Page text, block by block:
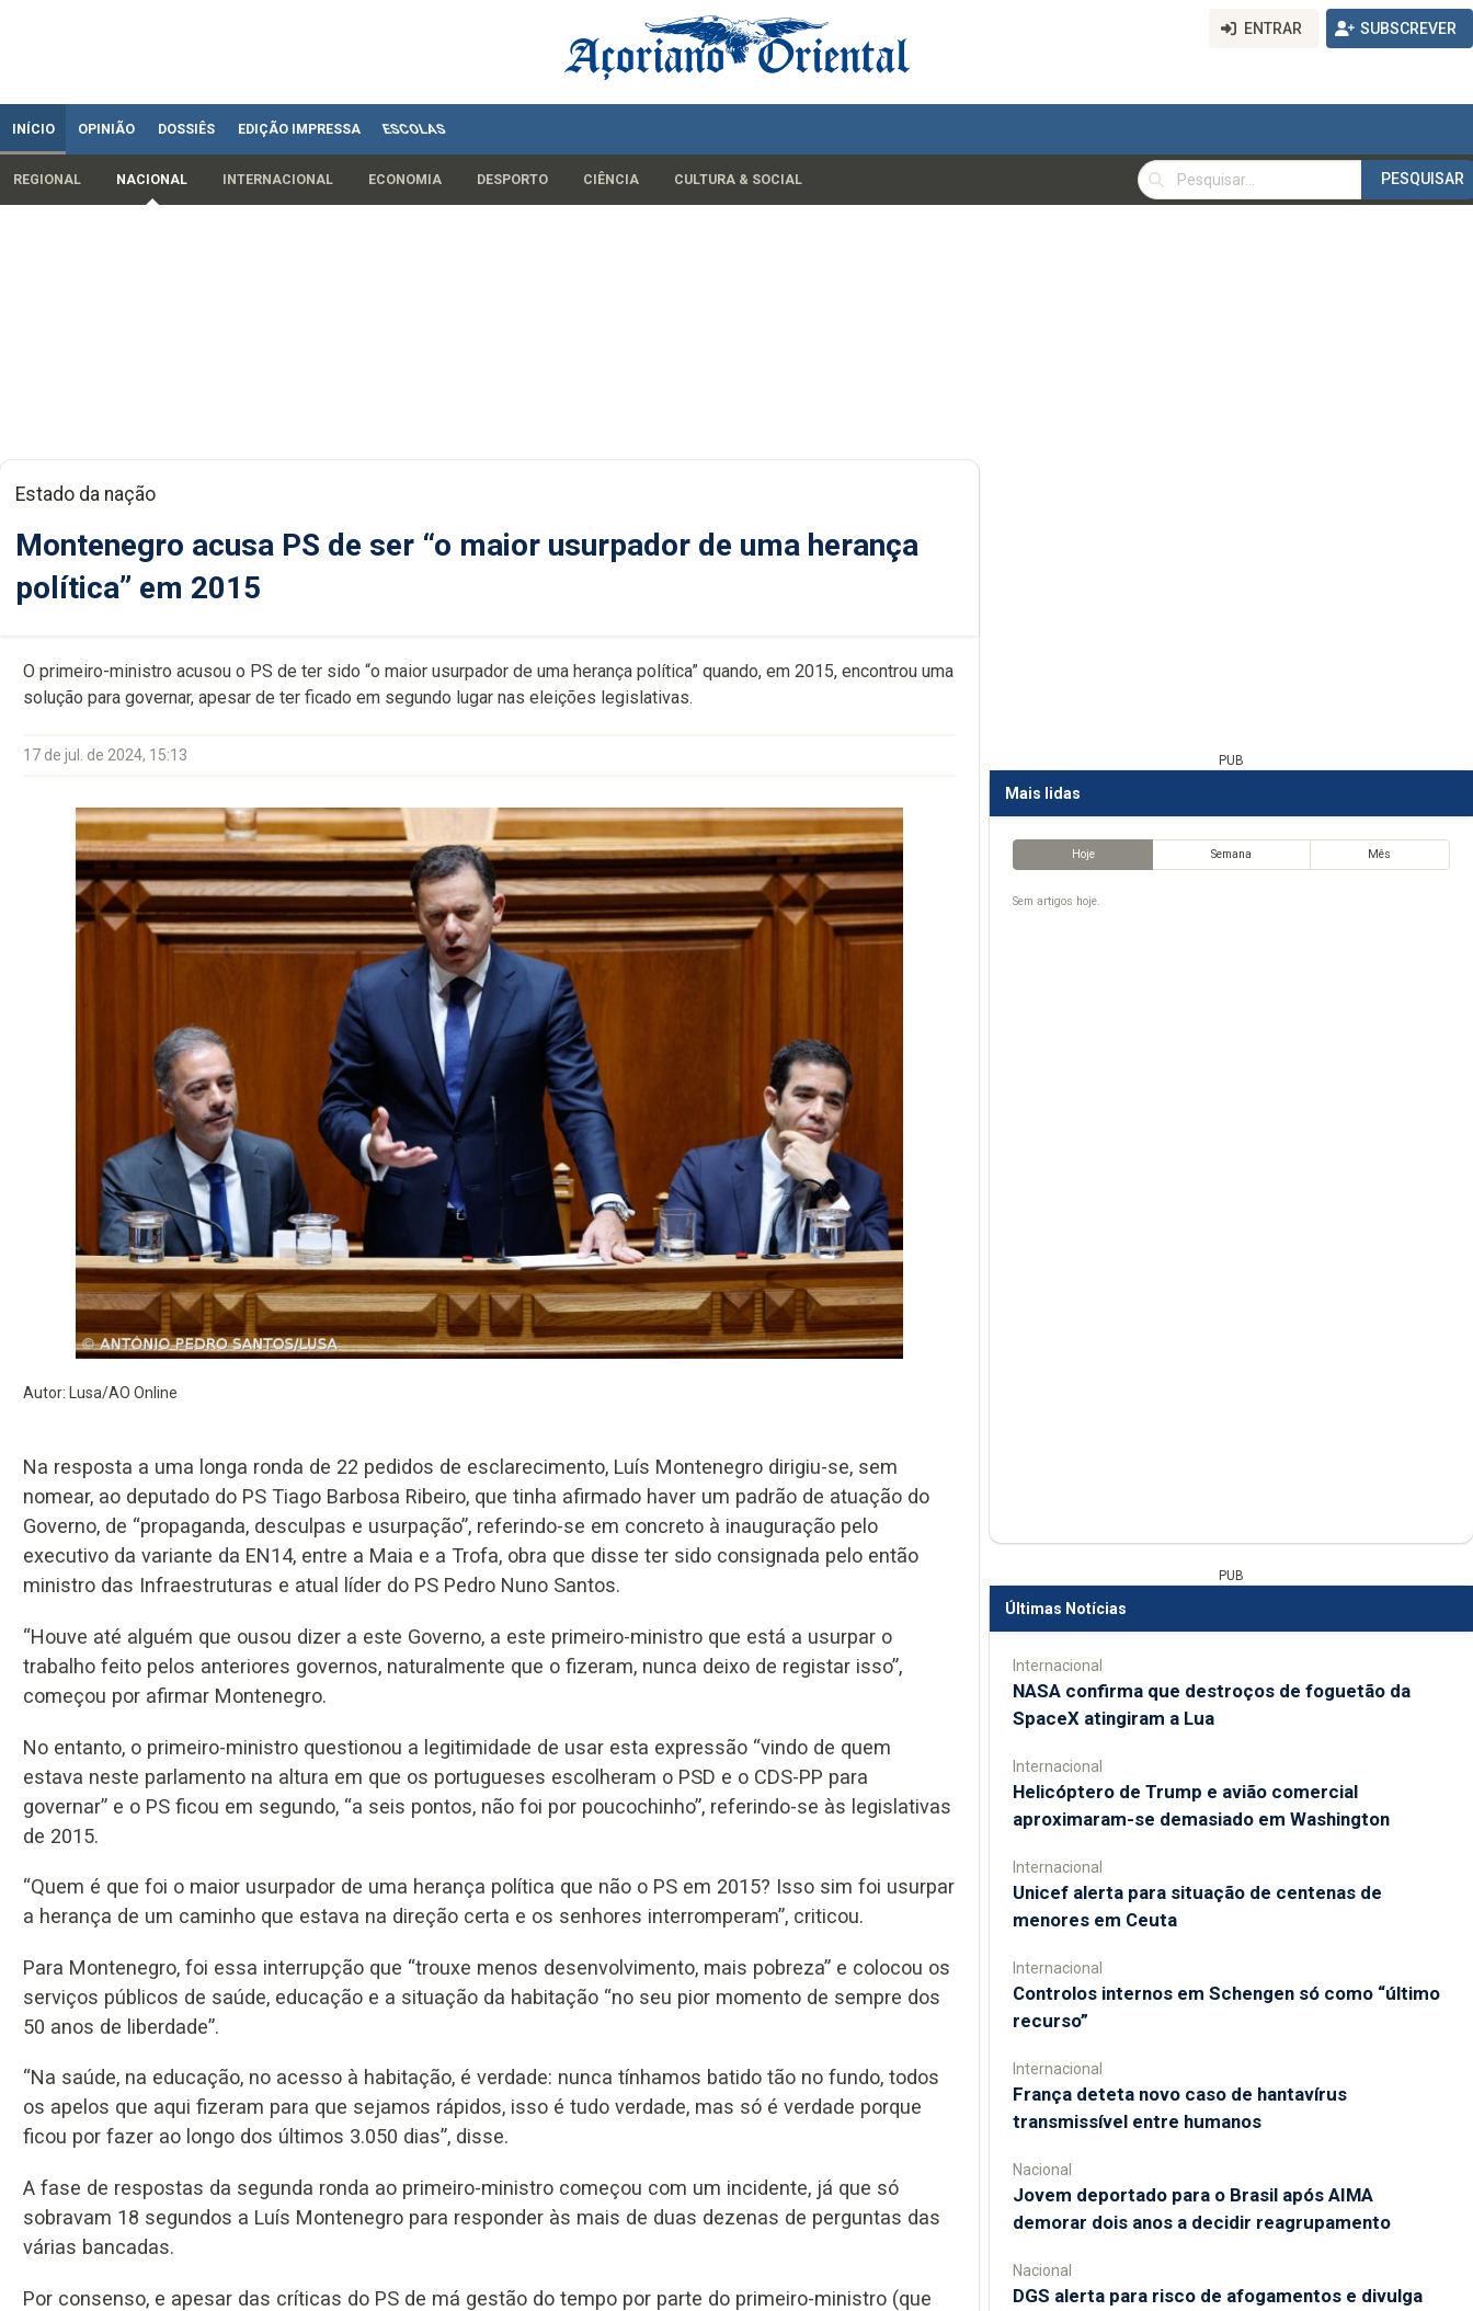
ENTRAR SUBSCREVER
INÍCIO OPINIÃO DOSSIÊS EDIÇÃO IMPRESSA ESCOLAS
REGIONAL NACIONAL INTERNACIONAL ECONOMIA DESPORTO CIÊNCIA CULTURA & SOCIAL
PESQUISAR
PESQUISAR
Estado da nação
Montenegro acusa PS de ser “o maior usurpador de uma herança
política” em 2015
O primeiro-ministro acusou o PS de ter sido “o maior usurpador de uma herança política” quando, em 2015, encontrou uma
solução para governar, apesar de ter ficado em segundo lugar nas eleições legislativas.
17 de jul. de 2024, 15:13
Autor: Lusa/AO Online
Na resposta a uma longa ronda de 22 pedidos de esclarecimento, Luís Montenegro dirigiu-se, sem
nomear, ao deputado do PS Tiago Barbosa Ribeiro, que tinha afirmado haver um padrão de atuação do
Governo, de “propaganda, desculpas e usurpação”, referindo-se em concreto à inauguração pelo
executivo da variante da EN14, entre a Maia e a Trofa, obra que disse ter sido consignada pelo então
ministro das Infraestruturas e atual líder do PS Pedro Nuno Santos.
“Houve até alguém que ousou dizer a este Governo, a este primeiro-ministro que está a usurpar o
trabalho feito pelos anteriores governos, naturalmente que o fizeram, nunca deixo de registar isso”,
começou por afirmar Montenegro.
No entanto, o primeiro-ministro questionou a legitimidade de usar esta expressão “vindo de quem
estava neste parlamento na altura em que os portugueses escolheram o PSD e o CDS-PP para
governar” e o PS ficou em segundo, “a seis pontos, não foi por poucochinho”, referindo-se às legislativas
de 2015.
“Quem é que foi o maior usurpador de uma herança política que não o PS em 2015? Isso sim foi usurpar
a herança de um caminho que estava na direção certa e os senhores interromperam”, criticou.
Para Montenegro, foi essa interrupção que “trouxe menos desenvolvimento, mais pobreza” e colocou os
serviços públicos de saúde, educação e a situação da habitação “no seu pior momento de sempre dos
50 anos de liberdade”.
“Na saúde, na educação, no acesso à habitação, é verdade: nunca tínhamos batido tão no fundo, todos
os apelos que aqui fizeram para que sejamos rápidos, isso é tudo verdade, mas só é verdade porque
ficou por fazer ao longo dos últimos 3.050 dias”, disse.
A fase de respostas da segunda ronda ao primeiro-ministro começou com um incidente, já que só
sobravam 18 segundos a Luís Montenegro para responder às mais de duas dezenas de perguntas das
várias bancadas.
Por consenso, e apesar das críticas do PS de má gestão do tempo por parte do primeiro-ministro (que
PUB
Mais lidas
Hoje Semana Mês
Sem artigos hoje.
PUB
Últimas Notícias
Internacional
NASA confirma que destroços de foguetão da
SpaceX atingiram a Lua
Internacional
Helicóptero de Trump e avião comercial
aproximaram-se demasiado em Washington
Internacional
Unicef alerta para situação de centenas de
menores em Ceuta
Internacional
Controlos internos em Schengen só como “último
recurso”
Internacional
França deteta novo caso de hantavírus
transmissível entre humanos
Nacional
Jovem deportado para o Brasil após AIMA
demorar dois anos a decidir reagrupamento
Nacional
DGS alerta para risco de afogamentos e divulga